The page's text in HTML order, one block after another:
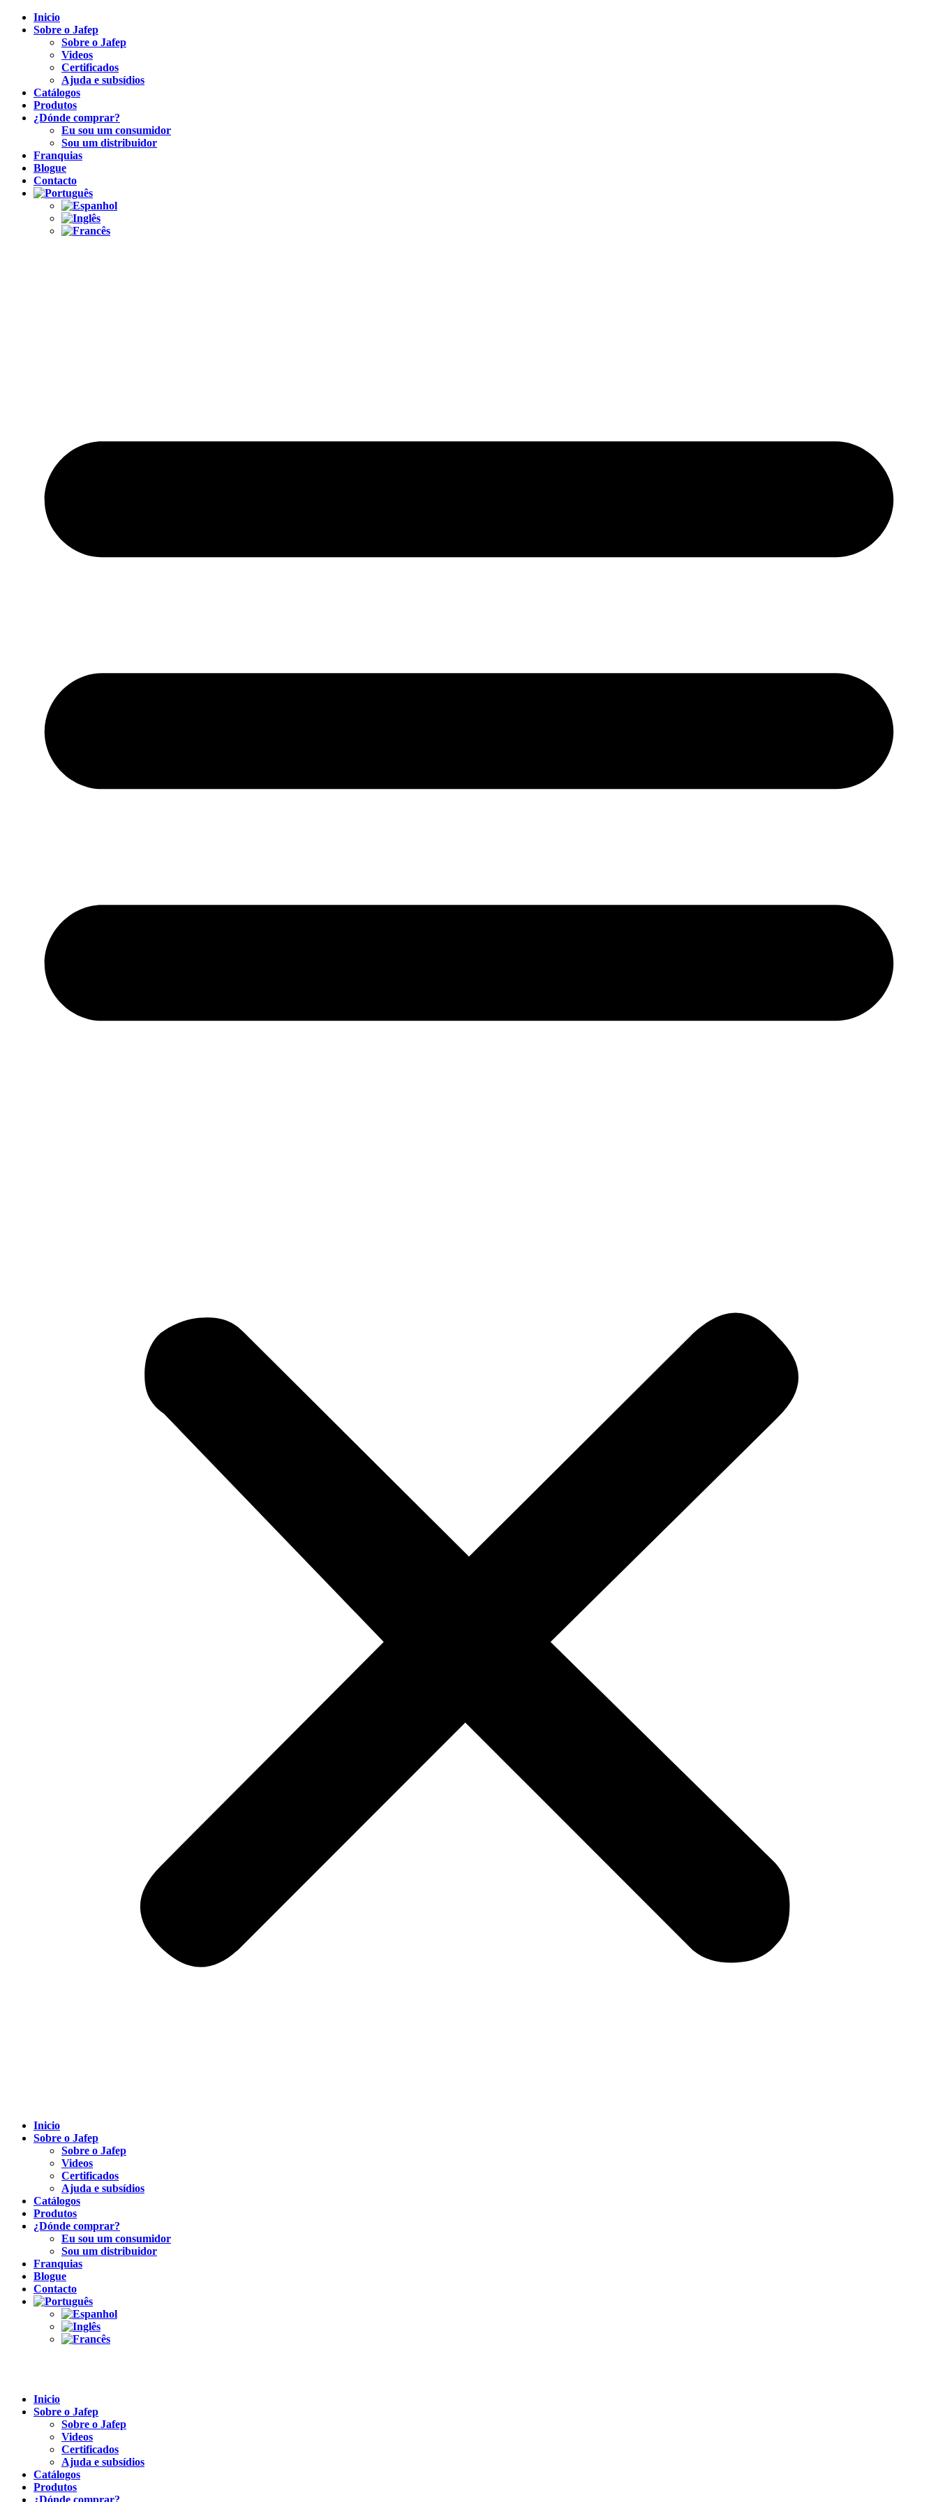
Inicio
Sobre o Jafep
Sobre o Jafep
Videos
Certificados
Ajuda e subsídios
Catálogos
Produtos
¿Dónde comprar?
Eu sou um consumidor
Sou um distribuidor
Franquias
Blogue
Contacto
Inicio
Sobre o Jafep
Sobre o Jafep
Videos
Certificados
Ajuda e subsídios
Catálogos
Produtos
¿Dónde comprar?
Eu sou um consumidor
Sou um distribuidor
Franquias
Blogue
Contacto
Inicio
Sobre o Jafep
Sobre o Jafep
Videos
Certificados
Ajuda e subsídios
Catálogos
Produtos
¿Dónde comprar?